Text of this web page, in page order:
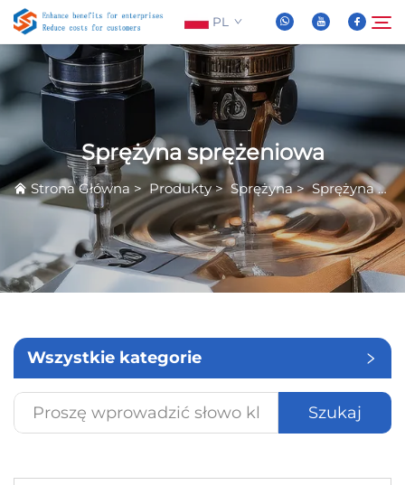
PL
O Nas
Produkty
Wiadomości
FAQ
Skontaktuj Się Z Nami
Szukaj
Sprężyna sprężeniowa
Strona Główna >Produkty> Sprężyna>Sprężyna sprężeniowa
Wszystkie kategorie
Szukaj